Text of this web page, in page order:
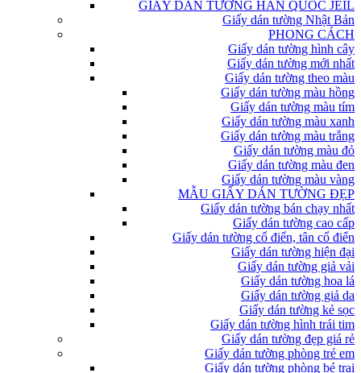
GIẤY DÁN TƯỜNG HÀN QUỐC JEIL
Giấy dán tường Nhật Bản
PHONG CÁCH
Giấy dán tường hình cây
Giấy dán tường mới nhất
Giấy dán tường theo màu
Giấy dán tường màu hồng
Giấy dán tường màu tím
Giấy dán tường màu xanh
Giấy dán tường màu trắng
Giấy dán tường màu đỏ
Giấy dán tường màu đen
Giấy dán tường màu vàng
MẪU GIẤY DÁN TƯỜNG ĐẸP
Giấy dán tường bán chạy nhất
Giấy dán tường cao cấp
Giấy dán tường cổ điển, tân cổ điển
Giấy dán tường hiện đại
Giấy dán tường giả vải
Giấy dán tường hoa lá
Giấy dán tường giả da
Giấy dán tường kẻ sọc
Giấy dán tường hình trái tim
Giấy dán tường đẹp giá rẻ
Giấy dán tường phòng trẻ em
Giấy dán tường phòng bé trai